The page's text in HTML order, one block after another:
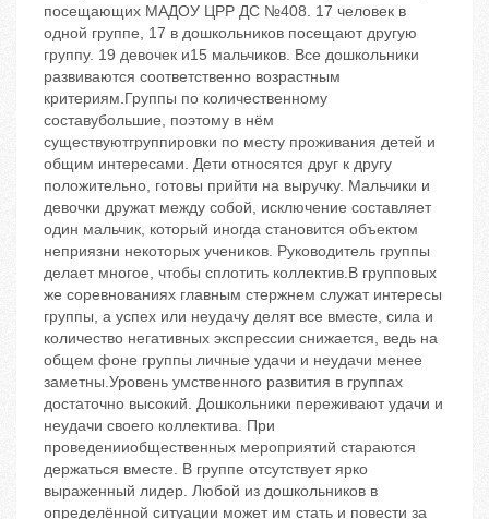
посещающих МАДОУ ЦРР ДС №408. 17 человек в
одной группе, 17 в дошкольников посещают другую
группу. 19 девочек и15 мальчиков. Все дошкольники
развиваются соответственно возрастным
критериям.Группы по количественному
составубольшие, поэтому в нём
существуютгруппировки по месту проживания детей и
общим интересами. Дети относятся друг к другу
положительно, готовы прийти на выручку. Мальчики и
девочки дружат между собой, исключение составляет
один мальчик, который иногда становится объектом
неприязни некоторых учеников. Руководитель группы
делает многое, чтобы сплотить коллектив.В групповых
же соревнованиях главным стержнем служат интересы
группы, а успех или неудачу делят все вместе, сила и
количество негативных экспрессии снижается, ведь на
общем фоне группы личные удачи и неудачи менее
заметны.Уровень умственного развития в группах
достаточно высокий. Дошкольники переживают удачи и
неудачи своего коллектива. При
проведенииобщественных мероприятий стараются
держаться вместе. В группе отсутствует ярко
выраженный лидер. Любой из дошкольников в
определённой ситуации может им стать и повести за